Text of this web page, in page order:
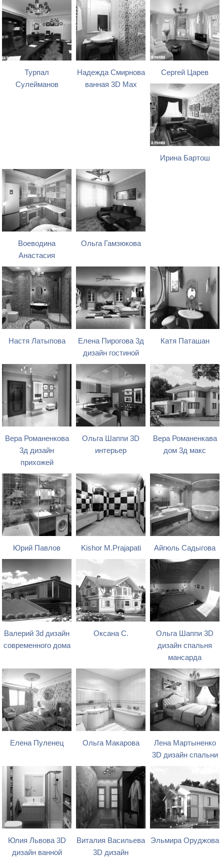
Турпал
Сулейманов
Надежда Смирнова
ванная 3D Max
Сергей Царев
Ирина Бартош
Воеводина
Анастасия
Ольга Гамзюкова
Настя Латыпова
Елена Пирогова 3д
дизайн гостиной
Катя Паташан
Вера Романенкова
3д дизайн
прихожей
Ольга Шаппи 3D
интерьер
Вера Романенкава
дом 3д макс
Юрий Павлов Kishor M.Prajapati Айгюль Садыгова
Валерий 3d дизайн
современного дома
Оксана С.
Ольга Шаппи 3D
дизайн спальня
мансарда
Елена Пуленец Ольга Макарова
Лена Мартыненко
3D дизайн спальни
Юлия Львова 3D
дизайн ванной
Виталия Васильева
3D дизайн
Эльмира Оруджова